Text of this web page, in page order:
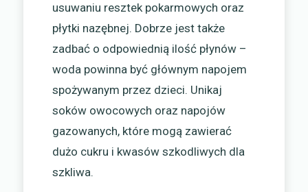
usuwaniu resztek pokarmowych oraz
płytki nazębnej. Dobrze jest także
zadbać o odpowiednią ilość płynów –
woda powinna być głównym napojem
spożywanym przez dzieci. Unikaj
soków owocowych oraz napojów
gazowanych, które mogą zawierać
dużo cukru i kwasów szkodliwych dla
szkliwa.